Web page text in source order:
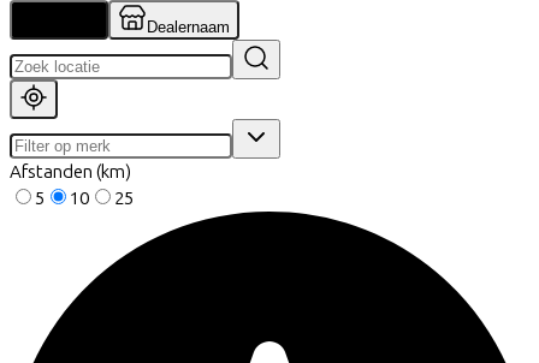
Dealernaam
Afstanden (km)
5
10 25